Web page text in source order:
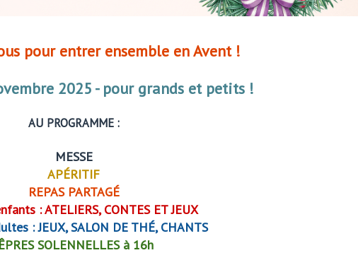
pour entrer ensemble en Avent !
2025 - pour grands et petits !
AU PROGRAMME :
MESSE
APÉRITIF
REPAS PARTAGÉ
: ATELIERS, CONTES ET JEUX
: JEUX, SALON DE THÉ, CHANTS
SOLENNELLES à 16h